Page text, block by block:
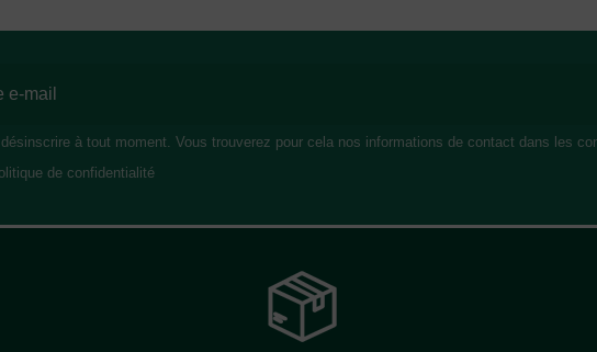
à tout moment. Vous trouverez pour cela nos informations de contact dans les
de confidentialité